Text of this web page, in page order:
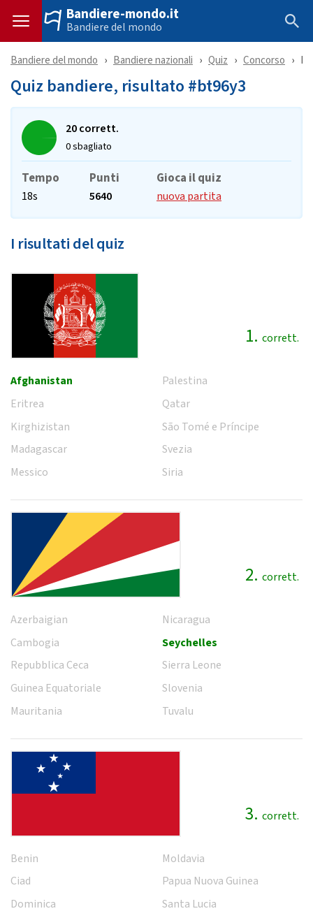
Bandiere-mondo.it
Bandiere del mondo
Bandiere del mondo Bandiere nazionali Quiz Concorso
Quiz bandiere, risultato #bt96y3
20 corrett.
0 sbagliato
Tempo
18s
Punti
5640
Gioca il quiz
nuova partita
I risultati del quiz
1. corrett.
Afghanistan
Eritrea
Kirghizistan
Madagascar
Messico
Palestina
Qatar
São Tomé e Príncipe
Svezia
Siria
2. corrett.
Azerbaigian
Cambogia
Repubblica Ceca
Guinea Equatoriale
Mauritania
Nicaragua
Seychelles
Sierra Leone
Slovenia
Tuvalu
3. corrett.
Benin
Ciad
Dominica
Moldavia
Papua Nuova Guinea
Santa Lucia